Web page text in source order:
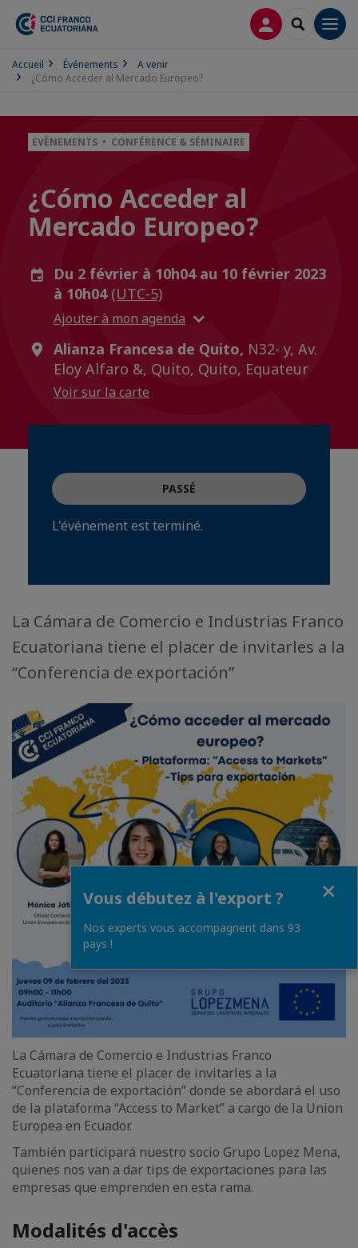
CONNEXION
Accueil Événements
A venir
¿Cómo Acceder al Mercado Europeo?
EVÈNEMENTS • CONFÉRENCE & SÉMINAIRE
¿Cómo Acceder al
Mercado Europeo?
Du 2 février à 10h04 au 10 février 2023
à 10h04 (UTC-5)
Ajouter à mon agenda
Alianza Francesa de Quito, N32- y, Av.
Eloy Alfaro &, Quito, Quito, Equateur
Voir sur la carte
PASSÉ
L'événement est terminé.
La Cámara de Comercio e Industrias Franco
Ecuatoriana tiene el placer de invitarles a la
“Conferencia de exportación”
La Cámara de Comercio e Industrias Franco
Ecuatoriana tiene el placer de invitarles a la
“Conferencia de exportación” donde se abordará el uso
de la plataforma “Access to Market” a cargo de la Union
Europea en Ecuador.
También participará nuestro socio Grupo Lopez Mena,
quienes nos van a dar tips de exportaciones para las
empresas que emprenden en esta rama.
Modalités d'accès
Vous débutez à l'export ?
Nos experts vous accompagnent dans 93
pays !